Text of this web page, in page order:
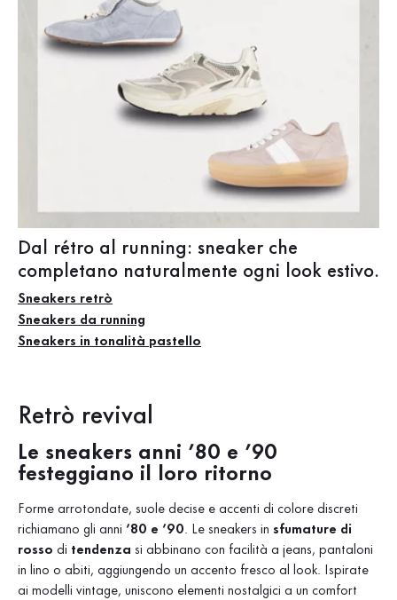
Dal rétro al running: sneaker che
completano naturalmente ogni look estivo.
Sneakers retrò
Sneakers da running
Sneakers in tonalità pastello
Retrò revival
Le sneakers anni ’80 e ’90
festeggiano il loro ritorno
Forme arrotondate, suole decise e accenti di colore discreti
richiamano gli anni ’80 e ’90. Le sneakers in sfumature di
rosso di tendenza si abbinano con facilità a jeans, pantaloni
in lino o abiti, aggiungendo un accento fresco al look. Ispirate
ai modelli vintage, uniscono elementi nostalgici a un comfort